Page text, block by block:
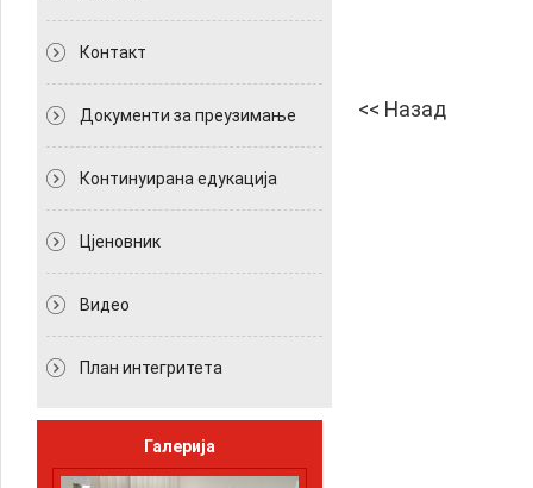
Контакт
Документи за преузимање
Континуирана едукација
Цјеновник
Видео
План интегритета
Галерија
<< Назад